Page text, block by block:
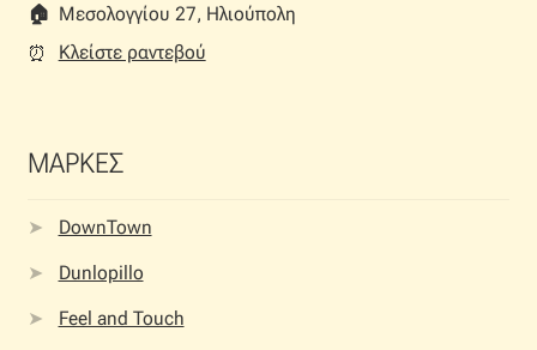
🏠︎ Μεσολογγίου 27, Ηλιούπολη
⏰︎
Κλείστε ραντεβού
ΜΑΡΚΕΣ
DownTown
Dunlopillo
Feel and Touch